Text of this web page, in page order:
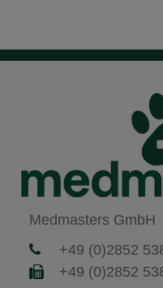
Medmasters GmbH
+49 (0)2852
+49 (0)2852